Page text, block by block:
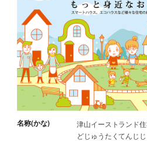
名称(かな)
津山イーストランド
どじゅうたくてんじじ